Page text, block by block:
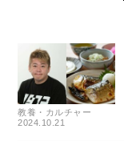
教養・カルチャー
2024.10.21